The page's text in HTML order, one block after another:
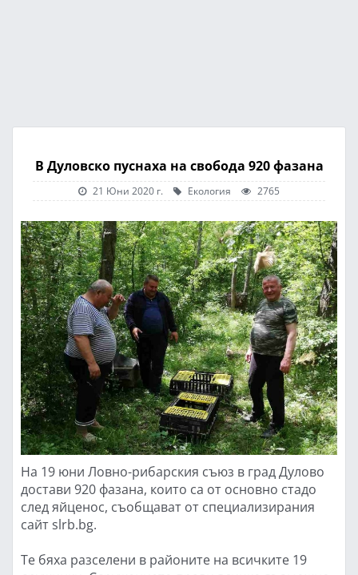
В Дуловско пуснаха на свобода 920 фазана
21 Юни 2020 г. Екология 2765
На 19 юни Ловно-рибарския съюз в град Дулово
достави 920 фазана, които са от основно стадо
след яйценос, съобщават от специализирания
сайт slrb.bg.
Те бяха разселени в районите на всичките 19